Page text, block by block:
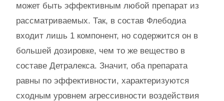
может быть эффективным любой препарат из
рассматриваемых. Так, в состав Флебодиа
входит лишь 1 компонент, но содержится он в
большей дозировке, чем то же вещество в
составе Детралекса. Значит, оба препарата
равны по эффективности, характеризуются
сходным уровнем агрессивности воздействия